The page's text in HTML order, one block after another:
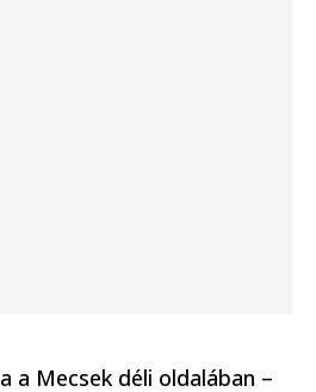
a Mecsek déli oldalában –